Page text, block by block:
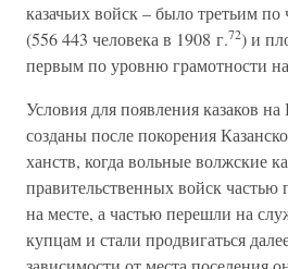
казачьих войск – было третьим
(556 443 человека в 1908 г.72) и
первым по уровню грамотности
Условия для появления казаков
созданы после покорения
ханств, когда вольные волжские
правительственных войск частью
на месте, а частью перешли на
купцам и стали продвигаться